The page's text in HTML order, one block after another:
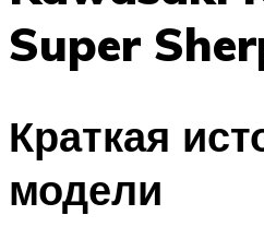
Super
Краткая
модели